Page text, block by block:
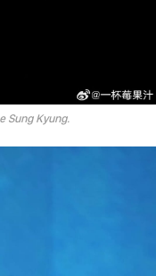
Sung Kyung.